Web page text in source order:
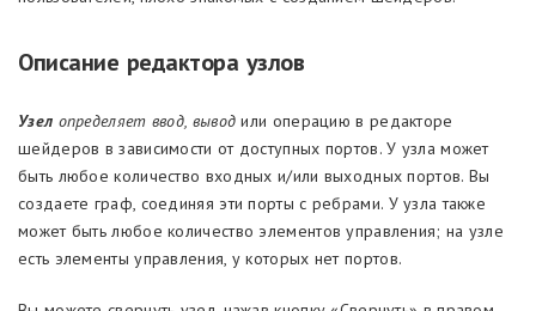
Описание редактора узлов
Узел определяет ввод, вывод или операцию в редакторе
шейдеров в зависимости от доступных портов. У узла может
быть любое количество входных и/или выходных портов. Вы
создаете граф, соединяя эти порты с ребрами. У узла также
может быть любое количество элементов управления; на узле
есть элементы управления, у которых нет портов.